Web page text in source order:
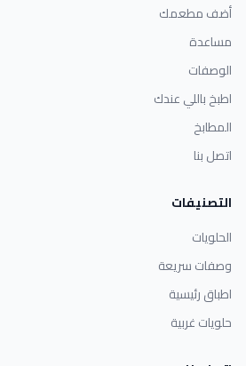
أضف مطعمك
مساعدة
الوصفات
اطبخ باللي عندك
المطابخ
اتصل بنا
التصنيفات
الحلويات
وصفات سريعة
اطباق رئيسية
حلويات غربية